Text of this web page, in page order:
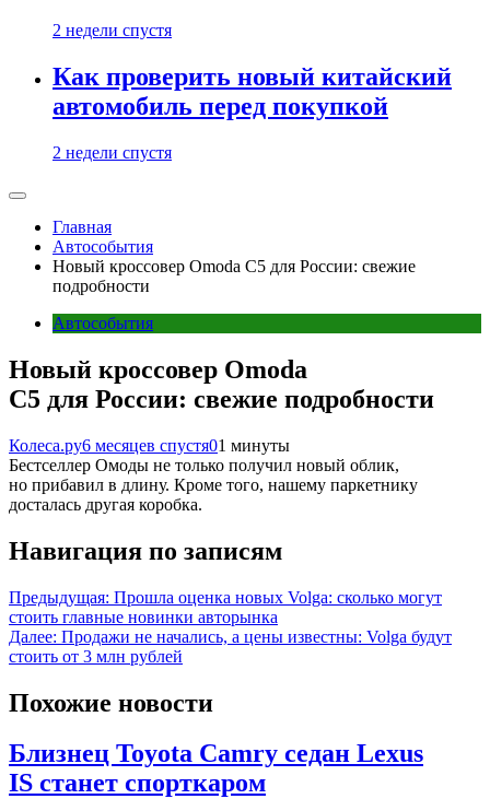
2 недели спустя
Как проверить новый китайский
автомобиль перед покупкой
2 недели спустя
Главная
Автособытия
Новый кроссовер Omoda C5 для России: свежие
подробности
Автособытия
Новый кроссовер Omoda
C5 для России: свежие подробности
Колеса.ру6 месяцев спустя01 минуты
Бестселлер Омоды не только получил новый облик,
но прибавил в длину. Кроме того, нашему паркетнику
досталась другая коробка.
Навигация по записям
Предыдущая: Прошла оценка новых Volga: сколько могут
стоить главные новинки авторынка
Далее: Продажи не начались, а цены известны: Volga будут
стоить от 3 млн рублей
Похожие новости
Близнец Toyota Camry седан Lexus
IS станет спорткаром